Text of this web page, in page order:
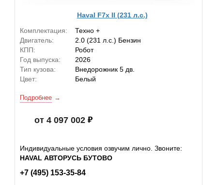
Haval F7x II (231 л.с.)
Комплектация:
Техно +
Двигатель:
2.0 (231 л.с.) Бензин
КПП:
Робот
Год выпуска:
2026
Тип кузова:
Внедорожник 5 дв.
Цвет:
Белый
Подробнее
от 4 097 002
Индивидуальные условия озвучим лично. Звоните:
HAVAL АВТОРУСЬ БУТОВО
+7 (495) 153-35-84